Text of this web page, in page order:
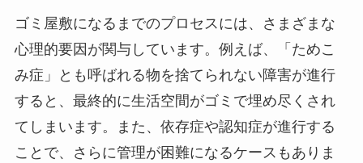
ゴミ屋敷になるまでのプロセスには、さまざまな
心理的要因が関与しています。例えば、「ためこ
み症」とも呼ばれる物を捨てられない障害が進行
すると、最終的に生活空間がゴミで埋め尽くされ
てしまいます。また、依存症や認知症が進行する
ことで、さらに管理が困難になるケースもありま